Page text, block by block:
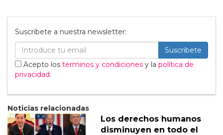
Suscribete a nuestra newsletter:
Suscribete
Acepto los terminos y condiciones y la política de
privacidad.
Noticias relacionadas
Los derechos humanos
disminuyen en todo el